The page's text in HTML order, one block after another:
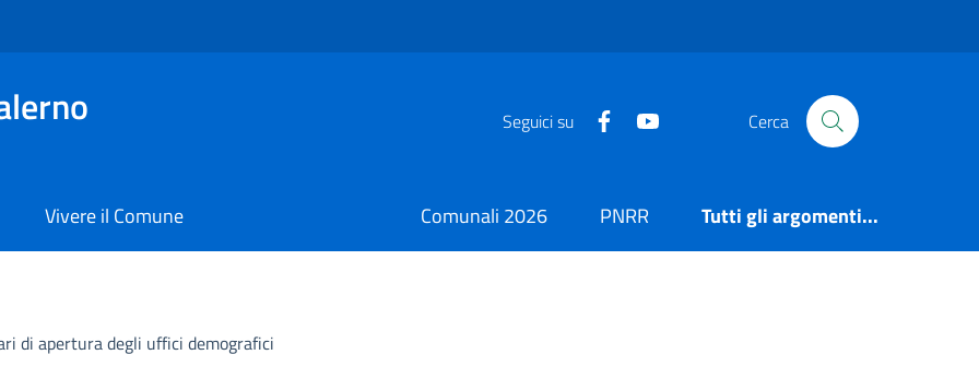
Seguici su https://it-it.facebook.com/ComuneSalerno
https://www.youtube.com/user/
Cerca
Vivere il Comune Comunali 2026 PNRR Tutti gli argomenti...
di apertura degli uffici demografici